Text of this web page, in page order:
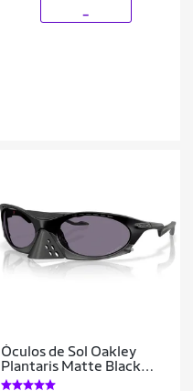
Óculos de Sol Oakley
Plantaris Matte Black
Prizm Grey